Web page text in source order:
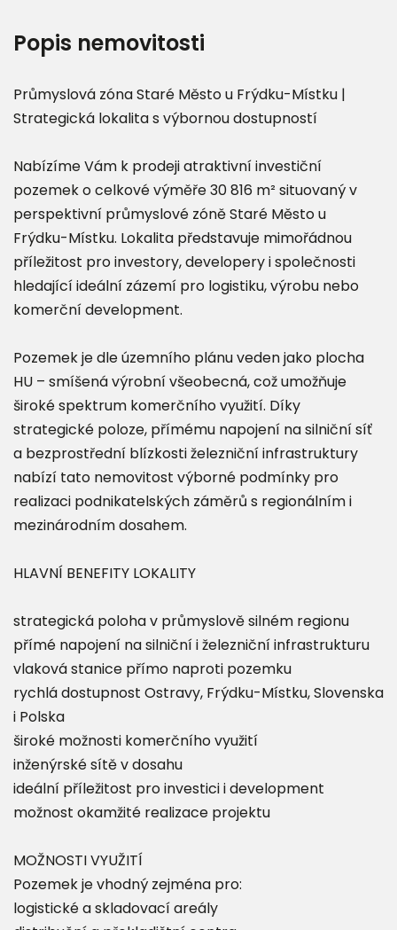
Popis nemovitosti
Průmyslová zóna Staré Město u Frýdku-Místku |
Strategická lokalita s výbornou dostupností
Nabízíme Vám k prodeji atraktivní investiční
pozemek o celkové výměře 30 816 m² situovaný v
perspektivní průmyslové zóně Staré Město u
Frýdku-Místku. Lokalita představuje mimořádnou
příležitost pro investory, developery i společnosti
hledající ideální zázemí pro logistiku, výrobu nebo
komerční development.
Pozemek je dle územního plánu veden jako plocha
HU – smíšená výrobní všeobecná, což umožňuje
široké spektrum komerčního využití. Díky
strategické poloze, přímému napojení na silniční síť
a bezprostřední blízkosti železniční infrastruktury
nabízí tato nemovitost výborné podmínky pro
realizaci podnikatelských záměrů s regionálním i
mezinárodním dosahem.
HLAVNÍ BENEFITY LOKALITY
strategická poloha v průmyslově silném regionu
přímé napojení na silniční i železniční infrastrukturu
vlaková stanice přímo naproti pozemku
rychlá dostupnost Ostravy, Frýdku-Místku, Slovenska
i Polska
široké možnosti komerčního využití
inženýrské sítě v dosahu
ideální příležitost pro investici i development
možnost okamžité realizace projektu
MOŽNOSTI VYUŽITÍ
Pozemek je vhodný zejména pro:
logistické a skladovací areály